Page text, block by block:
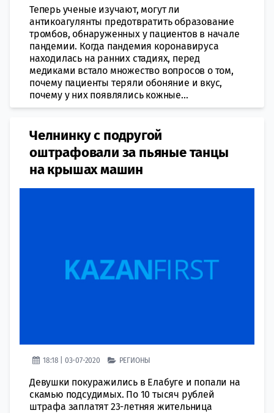
Теперь ученые изучают, могут ли
антикоагулянты предотвратить образование
тромбов, обнаруженных у пациентов в начале
пандемии. Когда пандемия коронавируса
находилась на ранних стадиях, перед
медиками встало множество вопросов о том,
почему пациенты теряли обоняние и вкус,
почему у них появлялись кожные...
Челнинку с подругой
оштрафовали за пьяные танцы
на крышах машин
18:18 | 03-07-2020 РЕГИОНЫ
Девушки покуражились в Елабуге и попали на
скамью подсудимых. По 10 тысяч рублей
штрафа заплатят 23-летняя жительница